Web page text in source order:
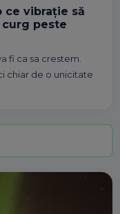
ce vibrație să
peste
fi ca sa crestem.
chiar de o unicitate